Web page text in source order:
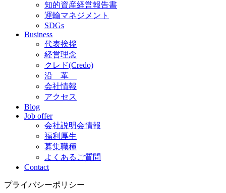
知的資産経営報告書
運輸マネジメント
SDGs
Business
代表挨拶
経営理念
クレド(Credo)
沿 革
会社情報
アクセス
Blog
Job offer
会社説明会情報
福利厚生
募集職種
よくあるご質問
Contact
プライバシーポリシー